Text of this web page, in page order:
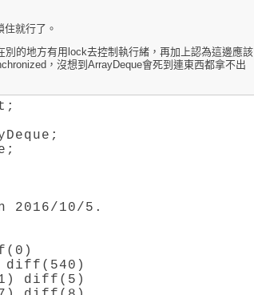
就行了。
別的地方有用lock去控制執行緒，再加上認為這邊應該
，沒想到ArrayDeque會死到連東西都拿不出
2016/10/5.
diff(540)
diff(5)